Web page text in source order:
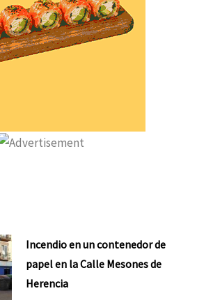
Incendio en un contenedor de
papel en la Calle Mesones de
Herencia